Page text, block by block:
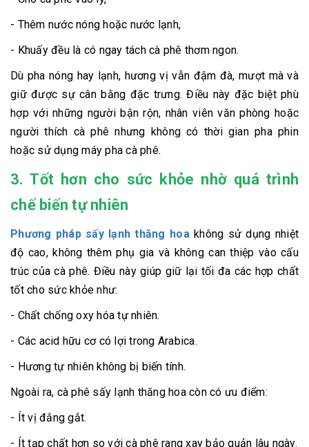
- Thêm nước nóng hoặc nước lạnh,
- Khuấy đều là có ngay tách cà phê thơm ngon.
Dù pha nóng hay lạnh, hương vị vẫn đậm đà, mượt mà và
giữ được sự cân bằng đặc trưng. Điều này đặc biệt phù
hợp với những người bận rộn, nhân viên văn phòng hoặc
người thích cà phê nhưng không có thời gian pha phin
hoặc sử dụng máy pha cà phê.
3. Tốt hơn cho sức khỏe nhờ quá trình
chế biến tự nhiên
Phương pháp sấy lạnh thăng hoakhông sử dụng nhiệt
độ cao, không thêm phụ gia và không can thiệp vào cấu
trúc của cà phê. Điều này giúp giữ lại tối đa các hợp chất
tốt cho sức khỏe như:
- Chất chống oxy hóa tự nhiên.
- Các acid hữu cơ có lợi trong Arabica.
- Hương tự nhiên không bị biến tính.
Ngoài ra, cà phê sấy lạnh thăng hoa còn có ưu điểm:
- Ít vị đắng gắt.
- Ít tạp chất hơn so với cà phê rang xay bảo quản lâu ngày.